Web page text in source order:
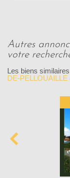
autres annonces immobilières correspondant à
votre
Les biens
DE-PELLOUAILLE